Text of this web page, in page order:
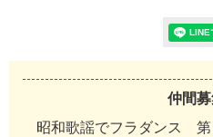
仲間募
昭和歌謡でフラダンス